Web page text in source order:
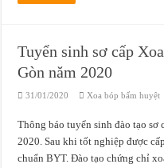
Tuyển sinh sơ cấp
Gòn năm 2020
31/01/2020 Xoa bóp bấm huyệt
Thông báo tuyển sinh đào tạo sơ
2020. Sau khi tốt nghiệp được
chuẩn BYT. Đào tạo chứng chỉ